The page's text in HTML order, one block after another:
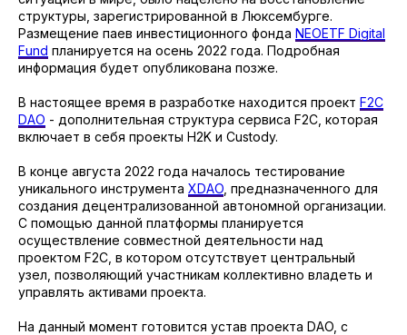
структуры, зарегистрированной в Люксембурге.
Размещение паев инвестиционного фонда NEOETF Digital
Fund планируется на осень 2022 года. Подробная
информация будет опубликована позже.
В настоящее время в разработке находится проект F2C
DAO - дополнительная структура сервиса F2C, которая
включает в себя проекты H2K и Custody.
В конце августа 2022 года началось тестирование
уникального инструмента XDAO , предназначенного для
создания децентрализованной автономной организации.
С помощью данной платформы планируется
осуществление совместной деятельности над
проектом F2C, в котором отсутствует центральный
узел, позволяющий участникам коллективно владеть и
управлять активами проекта.
На данный момент готовится устав проекта DAO, с